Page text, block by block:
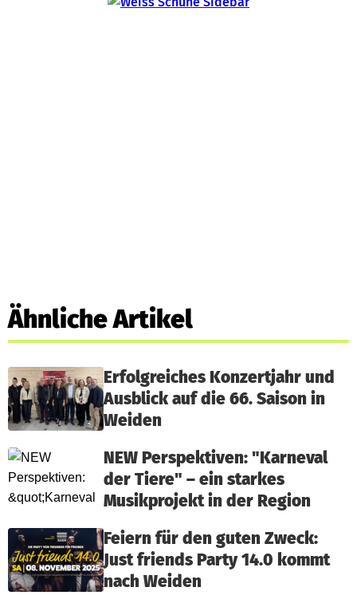
Ähnliche Artikel
Erfolgreiches Konzertjahr und
Ausblick auf die 66. Saison in
Weiden
NEW Perspektiven: "Karneval
der Tiere" – ein starkes
Musikprojekt in der Region
Feiern für den guten Zweck:
Just friends Party 14.0 kommt
nach Weiden